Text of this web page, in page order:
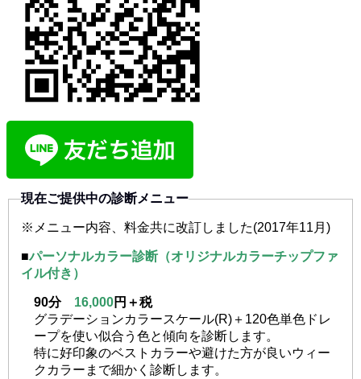
現在ご提供中の診断メニュー
※メニュー内容、料金共に改訂しました(2017年11月)
■パーソナルカラー診断（オリジナルカラーチップファ
イル付き）
90分 16,000円＋税
グラデーションカラースケール(R)＋120色単色ドレ
ープを使い似合う色と傾向を診断します。
特に好印象のベストカラーや避けた方が良いウィー
クカラーまで細かく診断します。